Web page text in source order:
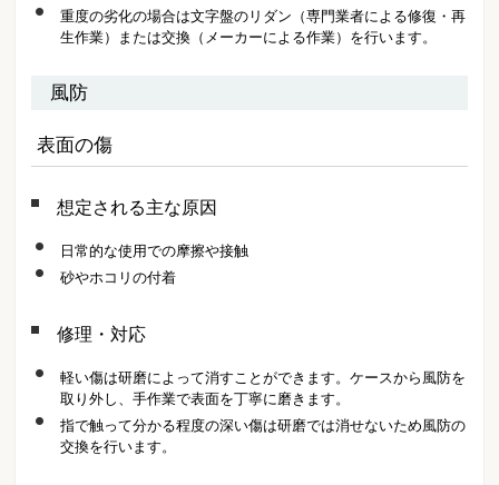
重度の劣化の場合は文字盤のリダン（専門業者による修復・再
生作業）または交換（メーカーによる作業）を行います。
風防
表面の傷
想定される主な原因
日常的な使用での摩擦や接触
砂やホコリの付着
修理・対応
軽い傷は研磨によって消すことができます。ケースから風防を
取り外し、手作業で表面を丁寧に磨きます。
指で触って分かる程度の深い傷は研磨では消せないため風防の
交換を行います。